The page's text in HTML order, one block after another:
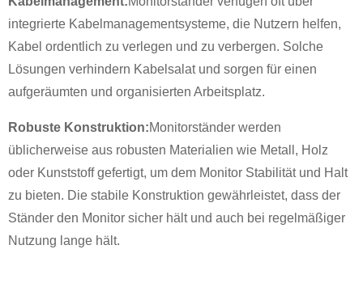
integrierte Kabelmanagementsysteme, die Nutzern helfen,
Kabel ordentlich zu verlegen und zu verbergen. Solche
Lösungen verhindern Kabelsalat und sorgen für einen
aufgeräumten und organisierten Arbeitsplatz.
Robuste Konstruktion:Monitorständer werden
üblicherweise aus robusten Materialien wie Metall, Holz
oder Kunststoff gefertigt, um dem Monitor Stabilität und Halt
zu bieten. Die stabile Konstruktion gewährleistet, dass der
Ständer den Monitor sicher hält und auch bei regelmäßiger
Nutzung lange hält.